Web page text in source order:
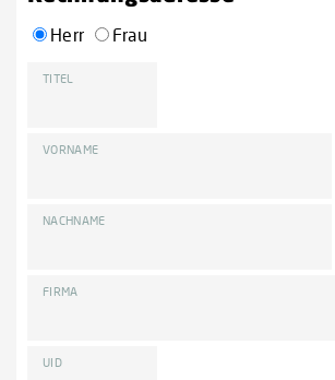
Herr Frau
TITEL
VORNAME
NACHNAME
FIRMA
UID